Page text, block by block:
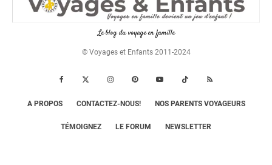
Le blog du voyage en famille
© Voyages et Enfants 2011-2024
A PROPOS CONTACTEZ-NOUS! NOS PARENTS VOYAGEURS
TÉMOIGNEZ LE FORUM NEWSLETTER